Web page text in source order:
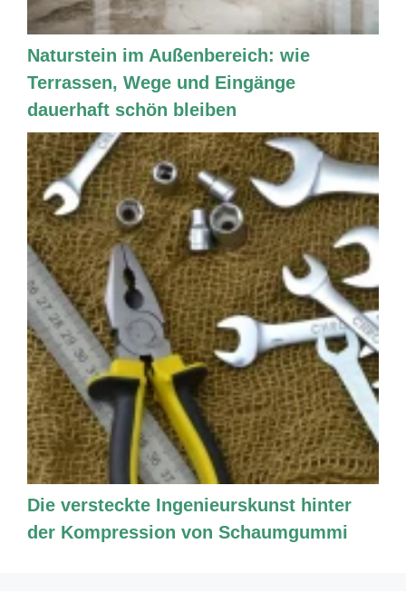
Naturstein im Außenbereich: wie
Terrassen, Wege und Eingänge
dauerhaft schön bleiben
Die versteckte Ingenieurskunst hinter
der Kompression von Schaumgummi